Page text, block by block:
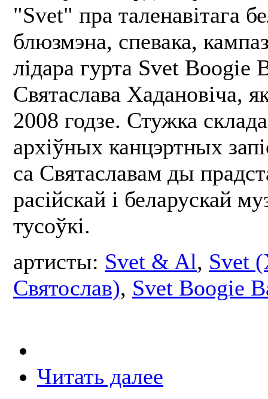
"Svet" пра таленавітага
блюзмэна, спевака,
лідара гурта Svet Boogie
Святаслава Хадановіча,
2008 годзе. Стужка
архіўных канцэртных
са Святаславам ды
расійскай і беларускай
тусоўкі.
артисты: Svet & Al, Svet
Святослав), Svet Boogie
Читать далее